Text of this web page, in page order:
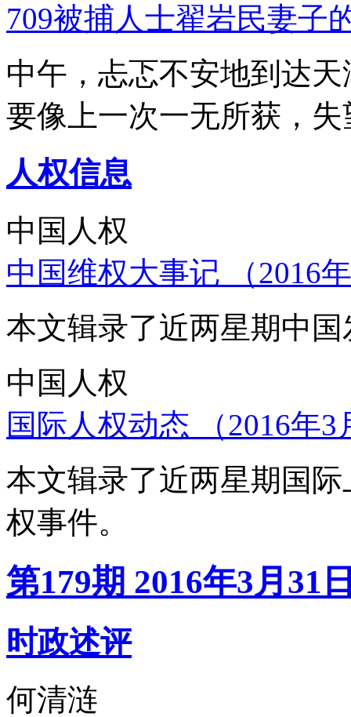
709被捕人士翟岩民妻子
中午，忐忑不安地到达
要像上一次一无所获，
人权信息
中国人权
中国维权大事记 （2016
本文辑录了近两星期中
中国人权
国际人权动态 （2016年
本文辑录了近两星期国
权事件。
第179期 2016年3月31
时政述评
何清涟